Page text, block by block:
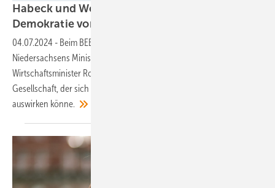
Habeck und Weil warnen vor Bedrohung der
Demokratie von
04.07.2024 - Beim BEE-Sommerfest in Berlin verwiesen
Niedersachsens Ministerpräsident Stephan Weil und
Wirtschaftsminister Robert Habeck auf den Rechtsruck in der
Gesellschaft, der sich auch auf die Regenerativwirtschaft negativ
auswirken könne.